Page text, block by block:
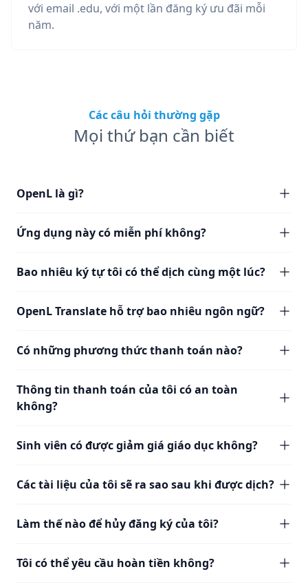
với email .edu, với một lần đăng ký ưu đãi mỗi
năm.
Các câu hỏi thường gặp
Mọi thứ bạn cần biết
OpenL là gì?
Ứng dụng này có miễn phí không?
Bao nhiêu ký tự tôi có thể dịch cùng một lúc?
OpenL Translate hỗ trợ bao nhiêu ngôn ngữ?
Có những phương thức thanh toán nào?
Thông tin thanh toán của tôi có an toàn
không?
Sinh viên có được giảm giá giáo dục không?
Các tài liệu của tôi sẽ ra sao sau khi được dịch?
Làm thế nào để hủy đăng ký của tôi?
Tôi có thể yêu cầu hoàn tiền không?